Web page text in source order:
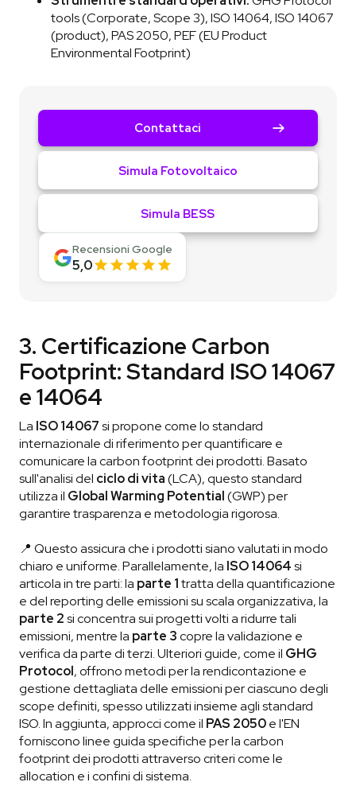
tools (Corporate, Scope 3), ISO 14064, ISO 14067
(product), PAS 2050, PEF (EU Product
Environmental Footprint)
Contattaci
Simula Fotovoltaico
Simula BESS
Recensioni Google
5,0
3. Certificazione Carbon
Footprint: Standard ISO 14067
e 14064
La ISO 14067si propone come lo standard
internazionale di riferimento per quantificare e
comunicare la carbon footprint dei prodotti. Basato
sull'analisi del ciclo di vita(LCA), questo standard
utilizza il Global Warming Potential(GWP) per
garantire trasparenza e metodologia rigorosa.
📍 Questo assicura che i prodotti siano valutati in modo
chiaro e uniforme. Parallelamente, la ISO 14064si
articola in tre parti: la parte 1tratta della quantificazione
e del reporting delle emissioni su scala organizzativa, la
parte 2si concentra sui progetti volti a ridurre tali
emissioni, mentre la parte 3copre la validazione e
verifica da parte di terzi. Ulteriori guide, come il GHG
Protocol, offrono metodi per la rendicontazione e
gestione dettagliata delle emissioni per ciascuno degli
scope definiti, spesso utilizzati insieme agli standard
ISO. In aggiunta, approcci come il PAS 2050e l'EN
forniscono linee guida specifiche per la carbon
footprint dei prodotti attraverso criteri come le
allocation e i confini di sistema.